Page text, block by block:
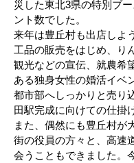
災した東北3県の特別ブ
ント数でした。
来年は豊丘村も出店しよ
工品の販売をはじめ、り
観光などの宣伝、就農希
ある独身女性の婚活イベ
都市部へしっかりと売り
田駅完成に向けての仕掛
また、偶然にも豊丘村が
街の役員の方々と、高速
会うこともできました。